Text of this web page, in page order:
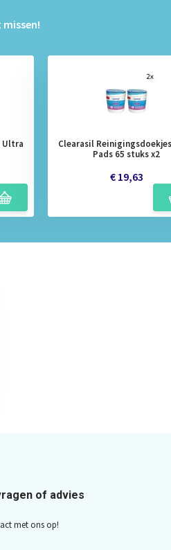
Ultra
Clearasil
Pads 65 stuks x2
€ 19,63
of advies
met ons op!